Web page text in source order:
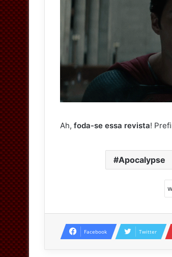
Ah, foda-se essa revista!
Apocalypse
Facebook Twitter